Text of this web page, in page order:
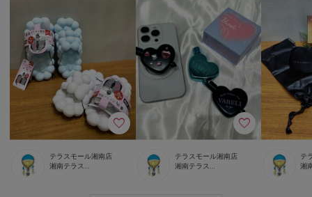
テラスモール湘南店
テラスモール湘南店
テ